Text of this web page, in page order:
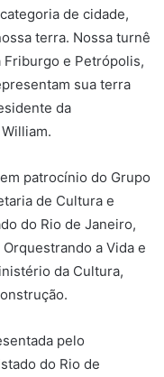
de cidade,
terra. Nossa turnê
Friburgo e Petrópolis,
sua terra
da
patrocínio do Grupo
de Cultura e
do Rio de Janeiro,
a Vida e
da Cultura,
pelo
do Rio de